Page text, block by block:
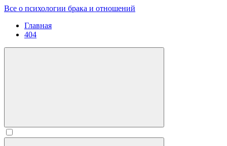
Все о психологии брака и отношений
Главная
404